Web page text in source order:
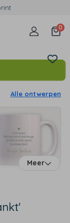
0
Alle ontwerpen
Meer